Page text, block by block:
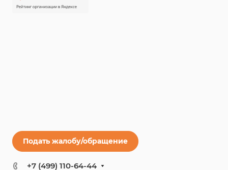
Подать жалобу/обращение
+7 (499) 110-64-44